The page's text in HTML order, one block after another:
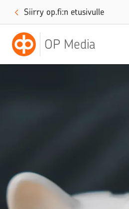
Siirry op.fi:n etusivulle
OP Media